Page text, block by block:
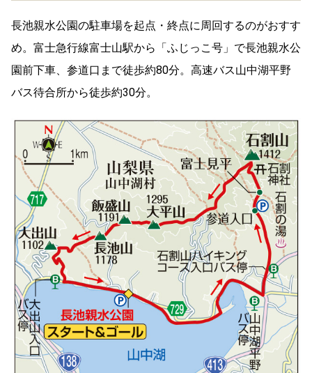
長池親水公園の駐車場を起点・終点に周回するのがおすす
め。富士急行線富士山駅から「ふじっこ号」で長池親水公
園前下車、参道口まで徒歩約80分。高速バス山中湖平野
バス待合所から徒歩約30分。